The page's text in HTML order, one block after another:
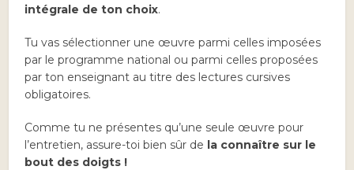
intégrale de ton choix.
Tu vas sélectionner une œuvre parmi celles imposées
par le programme national ou parmi celles proposées
par ton enseignant au titre des lectures cursives
obligatoires.
Comme tu ne présentes qu’une seule œuvre pour
l’entretien, assure-toi bien sûr de la connaître sur le
bout des doigts !